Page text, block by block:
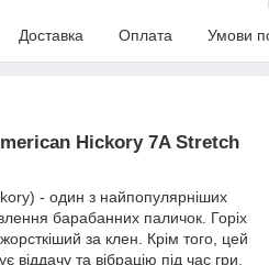
Доставка Оплата Умови
Hickory 7A Stretch
- один з найпопулярніших
барабанних паличок. Горіх
за клен. Крім того, цей
та вібрацію під час гри,